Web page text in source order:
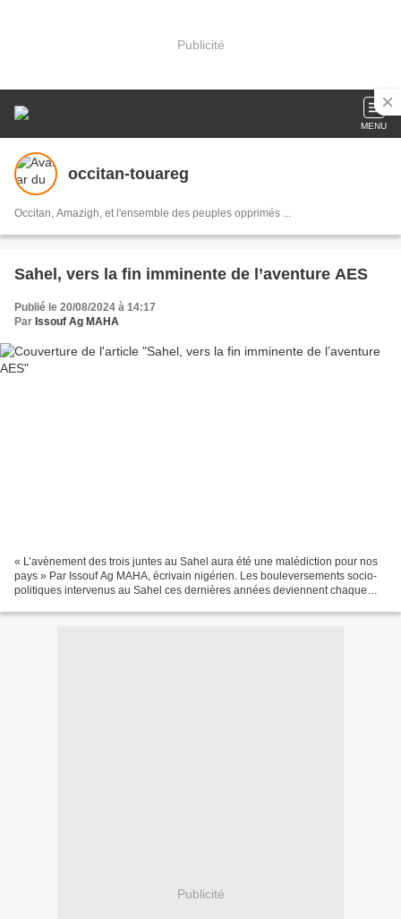
Publicité
MENU
occitan-touareg
Occitan, Amazigh, et l'ensemble des peuples opprimés ...
Sahel, vers la fin imminente de l’aventure AES
Publié le 20/08/2024 à 14:17
Par Issouf Ag MAHA
« L’avènement des trois juntes au Sahel aura été une malédiction pour nos
pays » Par Issouf Ag MAHA, écrivain nigérien. Les bouleversements socio-
politiques intervenus au Sahel ces dernières années deviennent chaque
Publicité